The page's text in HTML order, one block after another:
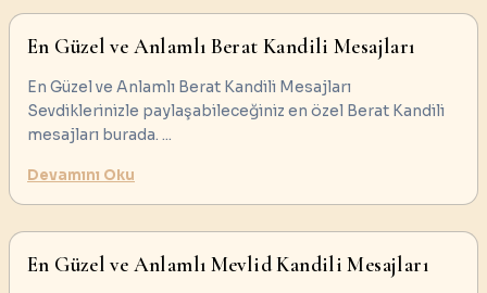
En Güzel ve Anlamlı Berat Kandili Mesajları
En Güzel ve Anlamlı Berat Kandili Mesajları
Sevdiklerinizle paylaşabileceğiniz en özel Berat Kandili
mesajları burada. ...
Devamını Oku
En Güzel ve Anlamlı Mevlid Kandili Mesajları